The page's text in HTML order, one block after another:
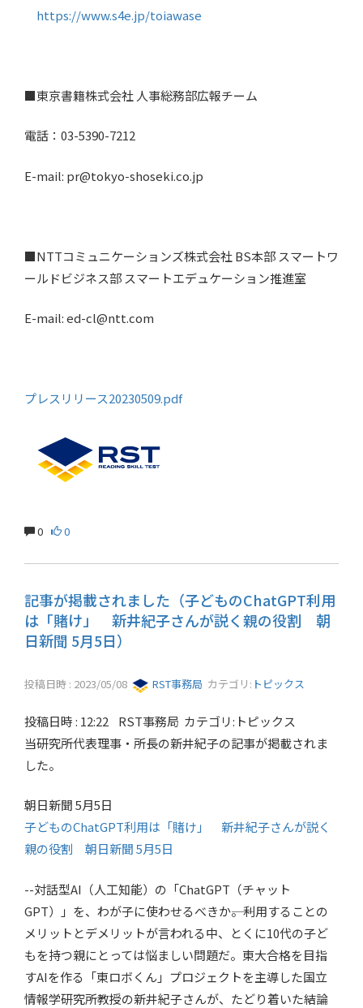
https://www.s4e.jp/toiawase
■東京書籍株式会社 人事総務部広報チーム
電話：03-5390-7212
E-mail: pr@tokyo-shoseki.co.jp
■NTTコミュニケーションズ株式会社 BS本部 スマートワ
ールドビジネス部 スマートエデュケーション推進室
E-mail: ed-cl@ntt.com
プレスリリース20230509.pdf
0 0
記事が掲載されました（子どものChatGPT利用
は「賭け」 新井紀子さんが説く親の役割 朝
日新聞 5月5日）
投稿日時 : 2023/05/08 RST事務局 カテゴリ: トピックス
投稿日時 : 12:22 RST事務局 カテゴリ:トピックス
当研究所代表理事・所長の新井紀子の記事が掲載されま
した。
朝日新聞 5月5日
子どものChatGPT利用は「賭け」 新井紀子さんが説く
親の役割 朝日新聞 5月5日
--対話型AI（人工知能）の「ChatGPT（チャット
GPT）」を、わが子に使わせるべきか――。利用することの
メリットとデメリットが言われる中、とくに10代の子ど
もを持つ親にとっては悩ましい問題だ。東大合格を目指
すAIを作る「東ロボくん」プロジェクトを主導した国立
情報学研究所教授の新井紀子さんが、たどり着いた結論